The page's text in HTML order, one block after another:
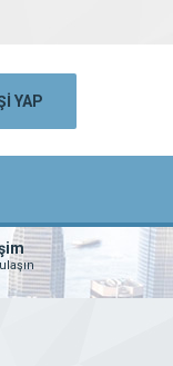
YAP